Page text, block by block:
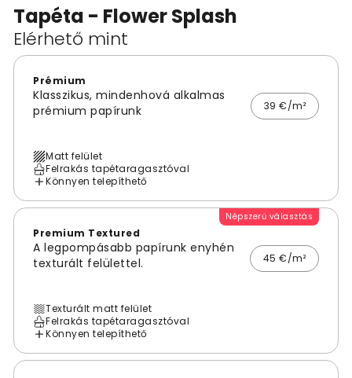
Tapéta - Flower Splash
Elérhető mint
Prémium
Klasszikus, mindenhová alkalmas
prémium papírunk
39 €/m²
Matt felület
Felrakás tapétaragasztóval
Könnyen telepíthető
Népszerű választás
Premium Textured
A legpompásabb papírunk enyhén
texturált felülettel.
45 €/m²
Texturált matt felület
Felrakás tapétaragasztóval
Könnyen telepíthető